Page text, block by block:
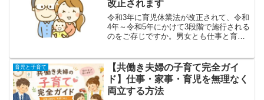
改正されます
令和3年に育児休業法が改正されて、令和
4年～令和5年にかけて3段階で施行される
のをご存じですか。男女とも仕事と育児
のように改正されるのかを紹介します。
育児と子育て
【共働き夫婦の子育て完全ガイ
ド】仕事・家事・育児を無理なく
両立する方法